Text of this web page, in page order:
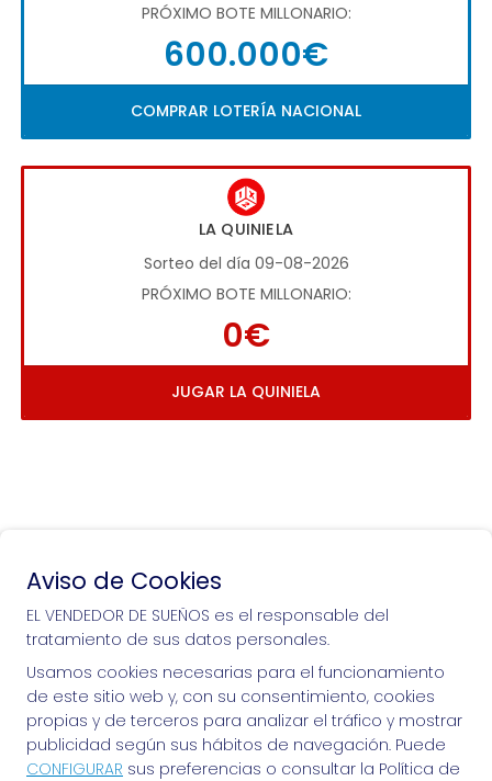
PRÓXIMO BOTE MILLONARIO:
600.000€
COMPRAR LOTERÍA NACIONAL
LA QUINIELA
Sorteo del día 09-08-2026
PRÓXIMO BOTE MILLONARIO:
0€
JUGAR LA QUINIELA
Si puedes soñarlo, puedes hacerlo, ¡mucha
suerte!
EL VENDEDOR DE SUEÑOS
Aviso de Cookies
EL VENDEDOR DE SUEÑOS es el responsable del
tratamiento de sus datos personales.
Usamos cookies necesarias para el funcionamiento
de este sitio web y, con su consentimiento, cookies
propias y de terceros para analizar el tráfico y mostrar
publicidad según sus hábitos de navegación. Puede
CONFIGURAR sus preferencias o consultar la Política de